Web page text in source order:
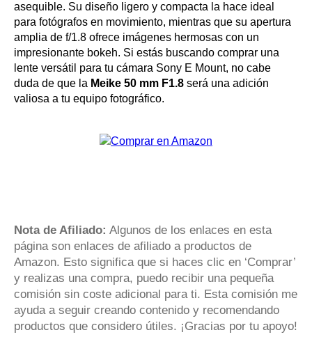
asequible. Su diseño ligero y compacta la hace ideal
para fotógrafos en movimiento, mientras que su apertura
amplia de f/1.8 ofrece imágenes hermosas con un
impresionante bokeh. Si estás buscando comprar una
lente versátil para tu cámara Sony E Mount, no cabe
duda de que la Meike 50 mm F1.8 será una adición
valiosa a tu equipo fotográfico.
Nota de Afiliado: Algunos de los enlaces en esta
página son enlaces de afiliado a productos de
Amazon. Esto significa que si haces clic en ‘Comprar’
y realizas una compra, puedo recibir una pequeña
comisión sin coste adicional para ti. Esta comisión me
ayuda a seguir creando contenido y recomendando
productos que considero útiles. ¡Gracias por tu apoyo!